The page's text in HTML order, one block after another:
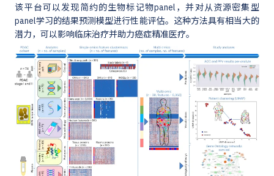
该平台可以发现简约的生物标记物panel，并对从资源密集型
panel学习的结果预测模型进行性能评估。这种方法具有相当大的
潜力，可以影响临床治疗并助力癌症精准医疗。